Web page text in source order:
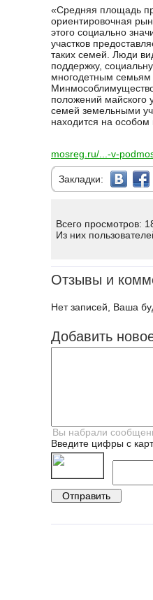
«Средняя площадь
ориентировочная
этого социально
участков
таких семей. Люди
поддержку,
многодетным
положений майского
семей земельными
находится на особом
mosreg.ru/...-v-
Закладки:
Всего просмотров:
Из них
Отзывы и
Нет записей, Ваша
Добавить
Введите цифры с